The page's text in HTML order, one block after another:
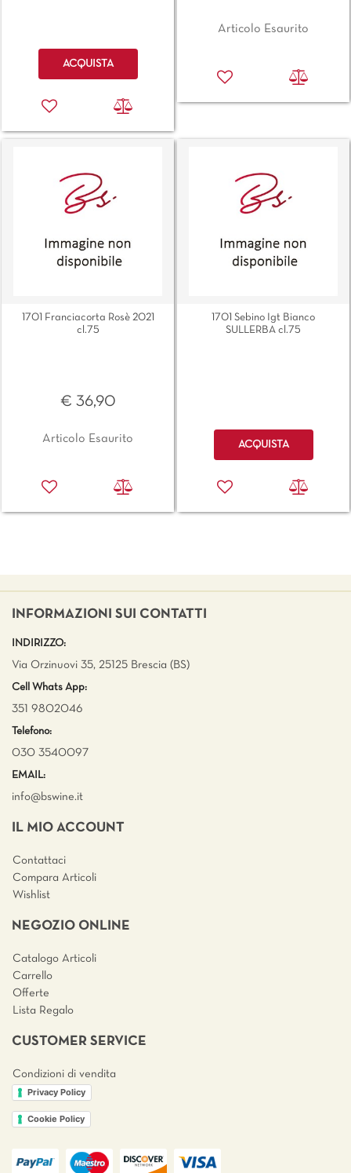
Quantità
ACQUISTA
Articolo Esaurito
1701 Franciacorta Rosè 2021
cl.75
€ 36,90
Articolo Esaurito
1701 Sebino Igt Bianco
SULLERBA cl.75
Quantità
ACQUISTA
INFORMAZIONI SUI CONTATTI
INDIRIZZO:
Via Orzinuovi 35, 25125 Brescia (BS)
Cell Whats App:
351 9802046
Telefono:
030 3540097
EMAIL:
info@bswine.it
IL MIO ACCOUNT
Contattaci
Compara Articoli
Wishlist
NEGOZIO ONLINE
Catalogo Articoli
Carrello
Offerte
Lista Regalo
CUSTOMER SERVICE
Condizioni di vendita
Privacy Policy
Cookie Policy